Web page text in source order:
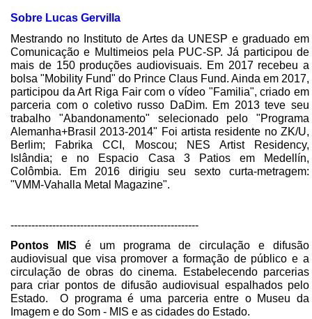
Sobre Lucas Gervilla
Mestrando no Instituto de Artes da UNESP e graduado em
Comunicação e Multimeios pela PUC-SP. Já participou de
mais de 150 produções audiovisuais. Em 2017 recebeu a
bolsa "Mobility Fund" do Prince Claus Fund. Ainda em 2017,
participou da Art Riga Fair com o vídeo "Familia", criado em
parceria com o coletivo russo DaDim. Em 2013 teve seu
trabalho "Abandonamento" selecionado pelo "Programa
Alemanha+Brasil 2013-2014" Foi artista residente no ZK/U,
Berlim; Fabrika CCI, Moscou; NES Artist Residency,
Islândia; e no Espacio Casa 3 Patios em Medellín,
Colômbia. Em 2016 dirigiu seu sexto curta-metragem:
"VMM-Vahalla Metal Magazine".
------------------------------------------------------
Pontos MIS é um programa de circulação e difusão
audiovisual que visa promover a formação de público e a
circulação de obras do cinema. Estabelecendo parcerias
para criar pontos de difusão audiovisual espalhados pelo
Estado. O programa é uma parceria entre o Museu da
Imagem e do Som - MIS e as cidades do Estado.